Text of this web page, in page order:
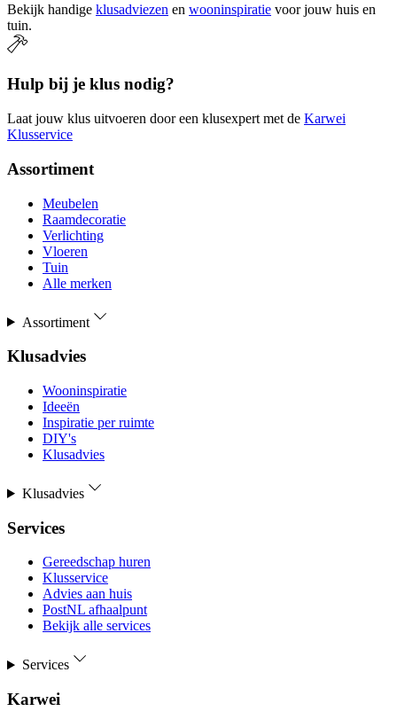
Bekijk handige klusadviezen en wooninspiratie voor jouw huis en
tuin.
Hulp bij je klus nodig?
Laat jouw klus uitvoeren door een klusexpert met de Karwei
Klusservice
Assortiment
Meubelen
Raamdecoratie
Verlichting
Vloeren
Tuin
Alle merken
Assortiment
Klusadvies
Wooninspiratie
Ideeën
Inspiratie per ruimte
DIY's
Klusadvies
Klusadvies
Services
Gereedschap huren
Klusservice
Advies aan huis
PostNL afhaalpunt
Bekijk alle services
Services
Karwei